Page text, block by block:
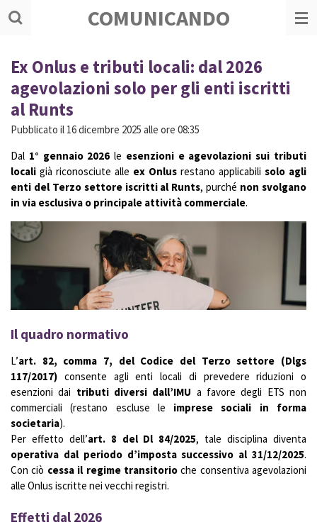
Vai
principale
COMUNICANDO
Ex Onlus e tributi locali: dal 2026
agevolazioni solo per gli enti iscritti
al Runts
Pubblicato il 16 dicembre 2025 alle ore 08:35
Dal 1° gennaio 2026 le esenzioni e agevolazioni sui tributi
locali già riconosciute alle ex Onlus restano applicabili solo agli
enti del Terzo settore iscritti al Runts, purché non svolgano
in via esclusiva o principale attività commerciale.
Il quadro normativo
L’art. 82, comma 7, del Codice del Terzo settore (Dlgs
117/2017) consente agli enti locali di prevedere riduzioni o
esenzioni dai tributi diversi dall’IMU a favore degli ETS non
commerciali (restano escluse le imprese sociali in forma
societaria).
Per effetto dell’art. 8 del Dl 84/2025, tale disciplina diventa
operativa dal periodo d’imposta successivo al 31/12/2025.
Con ciò cessa il regime transitorioche consentiva agevolazioni
alle Onlus iscritte nei vecchi registri.
Effetti dal 2026